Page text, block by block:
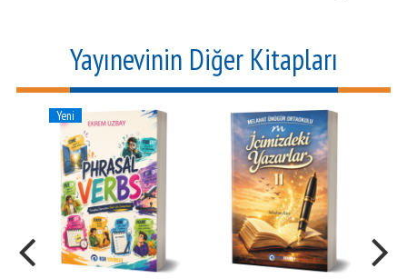
Yayınevinin Diğer Kitapları
Yeni